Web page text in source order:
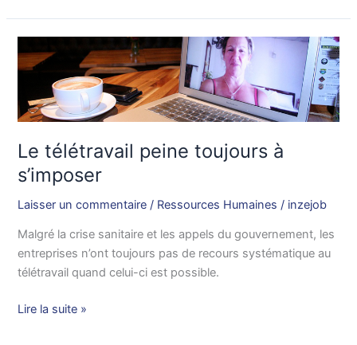
distance
Le télétravail peine toujours à
s’imposer
Laisser un commentaire / Ressources Humaines / inzejob
Malgré la crise sanitaire et les appels du gouvernement, les
entreprises n’ont toujours pas de recours systématique au
télétravail quand celui-ci est possible.
télétravail
toujours
à
s’imposer
Lire la suite »